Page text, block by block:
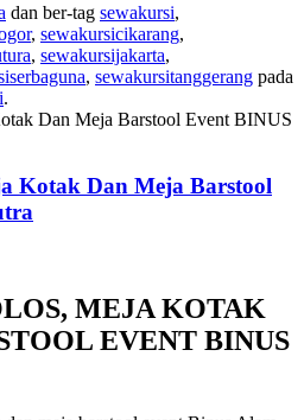
dan ber-tag sewakursi,
, sewakursicikarang,
, sewakursijakarta,
, sewakursitanggerang pada
.
Kotak Dan Meja Barstool
MEJA KOTAK
EVENT BINUS